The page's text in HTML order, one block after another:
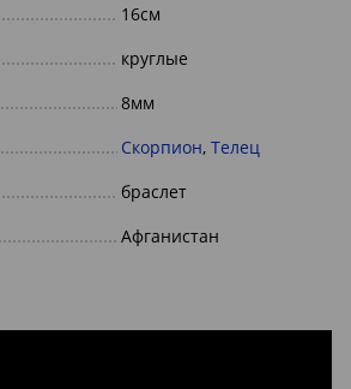
16см
круглые
8мм
Скорпион, Телец
браслет
Афганистан